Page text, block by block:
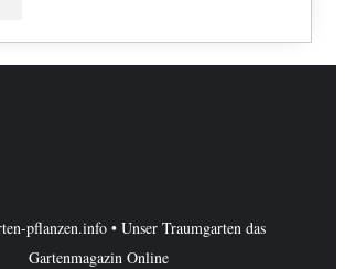
pflanzen.info • Unser Traumgarten das
Gartenmagazin Online